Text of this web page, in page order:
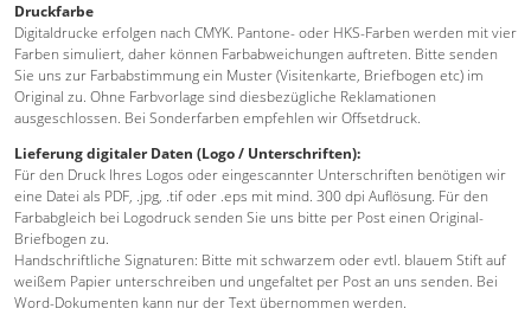
Druckfarbe
Digitaldrucke erfolgen nach CMYK. Pantone- oder HKS-Farben werden mit vier
Farben simuliert, daher können Farbabweichungen auftreten. Bitte senden
Sie uns zur Farbabstimmung ein Muster (Visitenkarte, Briefbogen etc) im
Original zu. Ohne Farbvorlage sind diesbezügliche Reklamationen
ausgeschlossen. Bei Sonderfarben empfehlen wir Offsetdruck.
Lieferung digitaler Daten (Logo / Unterschriften):
Für den Druck Ihres Logos oder eingescannter Unterschriften benötigen wir
eine Datei als PDF, .jpg, .tif oder .eps mit mind. 300 dpi Auflösung. Für den
Farbabgleich bei Logodruck senden Sie uns bitte per Post einen Original-
Briefbogen zu.
Handschriftliche Signaturen: Bitte mit schwarzem oder evtl. blauem Stift auf
weißem Papier unterschreiben und ungefaltet per Post an uns senden. Bei
Word-Dokumenten kann nur der Text übernommen werden.